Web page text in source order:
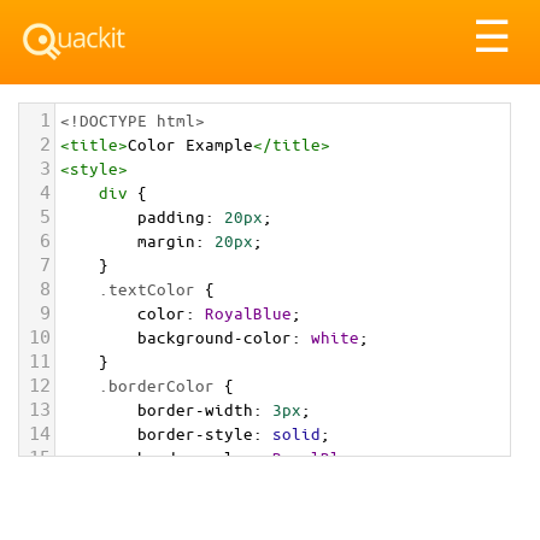
☰
1 <!DOCTYPE html>
2 <title>Color Example</title>
3 <style>
4 div {
5 padding: 20px;
6 margin: 20px;
7 }
8 .textColor {
9 color: RoyalBlue;
10 background-color: white;
11 }
12 .borderColor {
13 border-width: 3px;
14 border-style: solid;
15 border-color: RoyalBlue;